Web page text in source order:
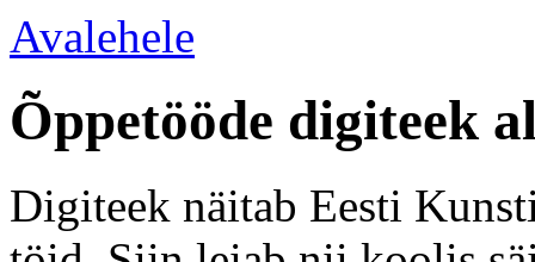
Avalehele
Õppetööde digiteek
Digiteek näitab Eesti